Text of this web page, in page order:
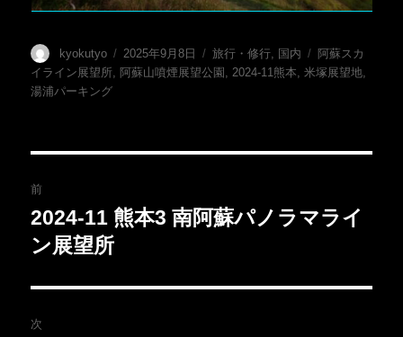
投
稿
者
kyokutyo
投
稿
2025年9月8日
カ
テ
旅行・修行, 国内
タ
グ
阿蘇スカ
イライン展望所, 阿蘇山噴煙展望公園 ,2024-11熊本,米塚展望地,
湯浦パーキング
稿
ナ
ビ
ゲ
前
前
の
稿:
2024-11 熊本3 南阿蘇パノラマライ
ン展望所
次